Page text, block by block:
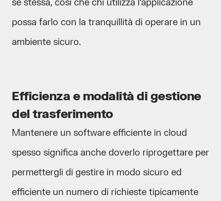
se stessa, così che chi utilizza l’applicazione
possa farlo con la tranquillità di operare in un
ambiente sicuro.
Efficienza e modalità di gestione
del trasferimento
Mantenere un software efficiente in cloud
spesso significa anche doverlo riprogettare per
permettergli di gestire in modo sicuro ed
efficiente un numero di richieste tipicamente